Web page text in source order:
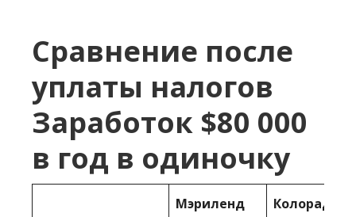
Сравнение после
уплаты налогов
Заработок $80 000
в год в одиночку
Мэриленд Колорадо